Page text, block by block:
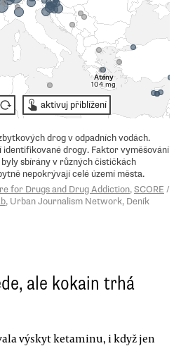
ale kokain trhá
výskyt ketaminu, i když jen